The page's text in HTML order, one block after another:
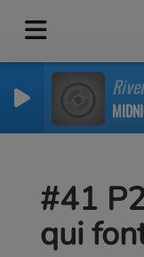
#41
qui